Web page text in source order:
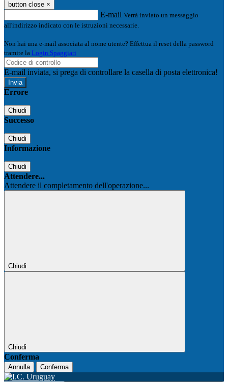
button close ×
E-mail Verrà inviato un messaggio
all'indirizzo indicato con le istruzioni necessarie.
Non hai una e-mail associata al nome utente? Effettua il reset della password
tramite la Login Spaggiari
E-mail inviata, si prega di controllare la casella di posta elettronica!
Errore
Chiudi
Successo
Chiudi
Informazione
Chiudi
Attendere...
Attendere il completamento dell'operazione...
Chiudi
Chiudi
Conferma
Annulla Conferma